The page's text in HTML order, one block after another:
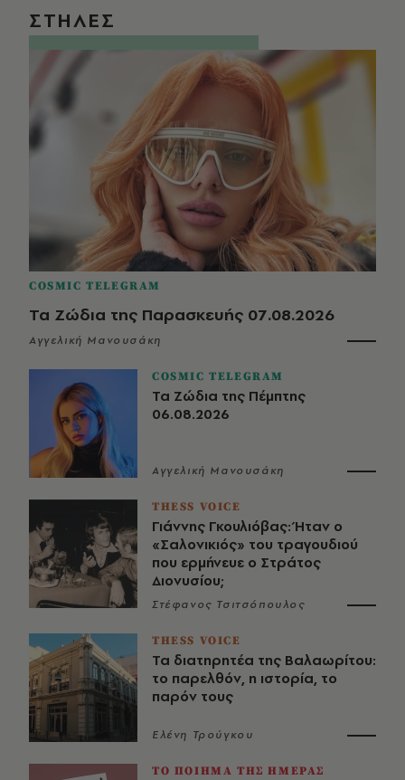
ΣΤΗΛΕΣ
COSMIC TELEGRAM
Τα Ζώδια της Παρασκευής 07.08.2026
Αγγελική Μανουσάκη
COSMIC TELEGRAM
Τα Ζώδια της Πέμπτης
06.08.2026
Αγγελική Μανουσάκη
THESS VOICE
Γιάννης Γκουλιόβας: Ήταν ο
«Σαλονικιός» του τραγουδιού
που ερμήνευε ο Στράτος
Διονυσίου;
Στέφανος Τσιτσόπουλος
THESS VOICE
Τα διατηρητέα της Βαλαωρίτου:
το παρελθόν, η ιστορία, το
παρόν τους
Ελένη Τρούγκου
ΤΟ ΠΟΙΗΜΑ ΤΗΣ ΗΜΕΡΑΣ